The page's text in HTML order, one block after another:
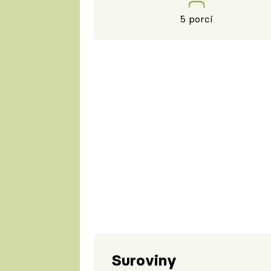
5 porcí
Suroviny